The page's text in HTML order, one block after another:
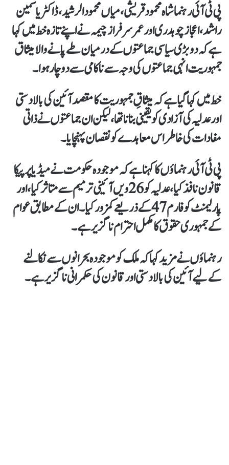
پی ٹی آئی رہنما شاہ محمود قریشی، میاں محمود الرشید، ڈاکٹر یاسمین
راشد، اعجاز چوہدری اور عمر سرفراز چیمہ نے اپنے تازہ خط میں کہا
ہےکہ دو بڑی سیاسی جماعتوں کے درمیان طے پانے والا میثاق
جمہوریت انہی جماعتوں کی وجہ سے ناکامی سے دوچار ہوا۔
خط میں کہاگیا ہےکہ میثاقِ جمہوریت کا مقصد آئین کی بالادستی
اور عدلیہ کی آزادی کو یقینی بنانا تھا، لیکن ان جماعتوں نے ذاتی
مفادات کی خاطر اس معاہدے کو نقصان پہنچایا۔
پی ٹی آئی رہنماؤں کا کہنا ہےکہ موجودہ حکومت نے میڈیا پر پیکا
قانون نافذ کیا، عدلیہ کو 26ویں آئینی ترمیم سے متاثر کیا، اور
پارلیمنٹ کو فارم 47 کے ذریعے کمزور کیا۔ ان کےمطابق عوام
کے جمہوری حقوق کا مکمل احترام ناگزیر ہے۔
رہنماؤں نے مزید کہاکہ ملک کو موجودہ بحرانوں سے نکالنے
کےلیے آئین کی بالادستی اور قانون کی حکمرانی ناگزیر ہے۔